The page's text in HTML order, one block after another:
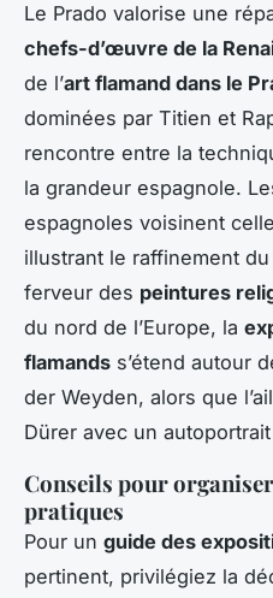
Le Prado valorise une
chefs-d’œuvre de la
de l’art flamand dans le
dominées par Titien et
rencontre entre la
la grandeur espagnole.
espagnoles voisinent
illustrant le raffinement du
ferveur des peintures
du nord de l’Europe, la
flamands s’étend autour
der Weyden, alors que
Dürer avec un
Conseils pour
pratiques
Pour un guide des
pertinent, privilégiez la